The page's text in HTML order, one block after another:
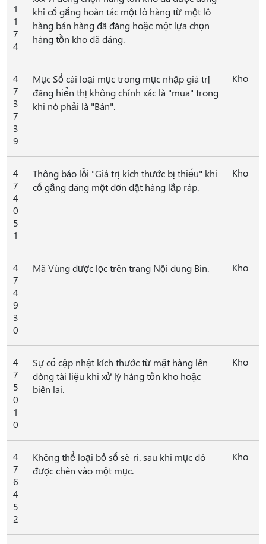
1
1
7
4
khi cố gắng hoàn tác một lô hàng từ một lô
hàng bán hàng đã đăng hoặc một lựa chọn
hàng tồn kho đã đăng.
4
7
3
7
3
9
Mục Sổ cái loại mục trong mục nhập giá trị
đăng hiển thị không chính xác là "mua" trong
khi nó phải là "Bán".
Kho
4
7
4
0
5
1
Thông báo lỗi "Giá trị kích thước bị thiếu" khi
cố gắng đăng một đơn đặt hàng lắp ráp.
Kho
4
7
4
9
3
0
Mã Vùng được lọc trên trang Nội dung Bin. Kho
4
7
5
0
1
0
Sự cố cập nhật kích thước từ mặt hàng lên
dòng tài liệu khi xử lý hàng tồn kho hoặc
biên lai.
Kho
4
7
6
4
5
2
Không thể loại bỏ số sê-ri. sau khi mục đó
được chèn vào một mục.
Kho